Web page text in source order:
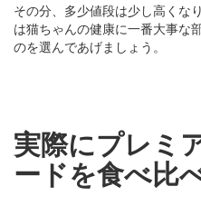
その分、多少値段は少し高くな
は猫ちゃんの健康に一番大事な
のを選んであげましょう。
実際にプレミ
ードを食べ比